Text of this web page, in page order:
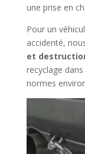
une prise en
Pour un
accidenté,
et
recyclage dans
normes